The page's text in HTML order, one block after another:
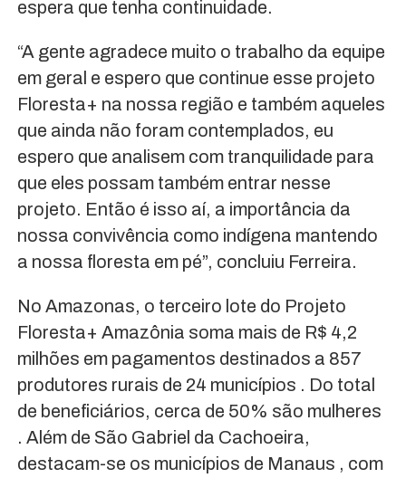
espera que tenha continuidade.
“A gente agradece muito o trabalho da equipe
em geral e espero que continue esse projeto
Floresta+ na nossa região e também aqueles
que ainda não foram contemplados, eu
espero que analisem com tranquilidade para
que eles possam também entrar nesse
projeto. Então é isso aí, a importância da
nossa convivência como indígena mantendo
a nossa floresta em pé”, concluiu Ferreira.
No Amazonas, o terceiro lote do Projeto
Floresta+ Amazônia soma mais de R$ 4,2
milhões em pagamentos destinados a 857
produtores rurais de 24 municípios . Do total
de beneficiários, cerca de 50% são mulheres
. Além de São Gabriel da Cachoeira,
destacam-se os municípios de Manaus , com